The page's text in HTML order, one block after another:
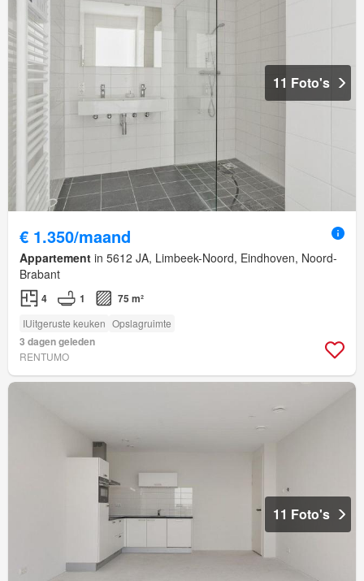
11 Foto's
€ 1.350/maand
Appartement in 5612 JA, Limbeek-Noord, Eindhoven, Noord-
Brabant
4 1 75 m²
IUitgeruste keuken Opslagruimte
3 dagen geleden
RENTUMO
11 Foto's